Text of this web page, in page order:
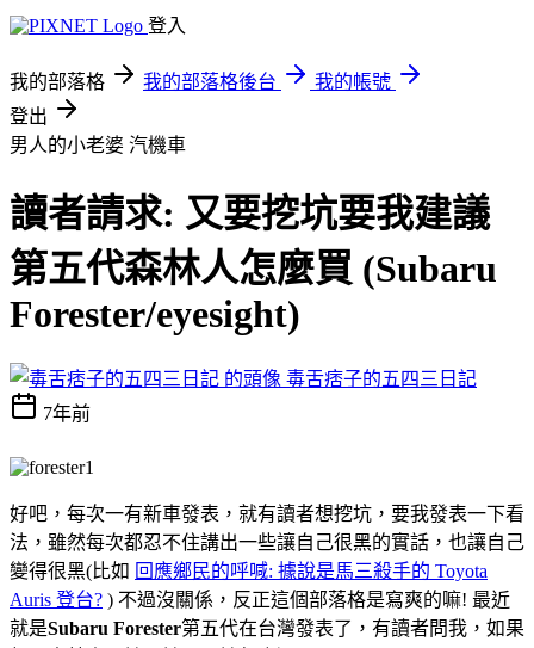
登入
我的部落格 我的部落格後台
我的帳號
登出
男人的小老婆 汽機車
讀者請求: 又要挖坑要我建議
第五代森林人怎麼買 (Subaru
Forester/eyesight)
毒舌痞子的五四三日記
7年前
好吧，每次一有新車發表，就有讀者想挖坑，要我發表一下看
法，雖然每次都忍不住講出一些讓自己很黑的實話，也讓自己
變得很黑(比如 回應鄉民的呼喊: 據說是馬三殺手的 Toyota
Auris 登台? ) 不過沒關係，反正這個部落格是寫爽的嘛! 最近
就是Subaru Forester第五代在台灣發表了，有讀者問我，如果